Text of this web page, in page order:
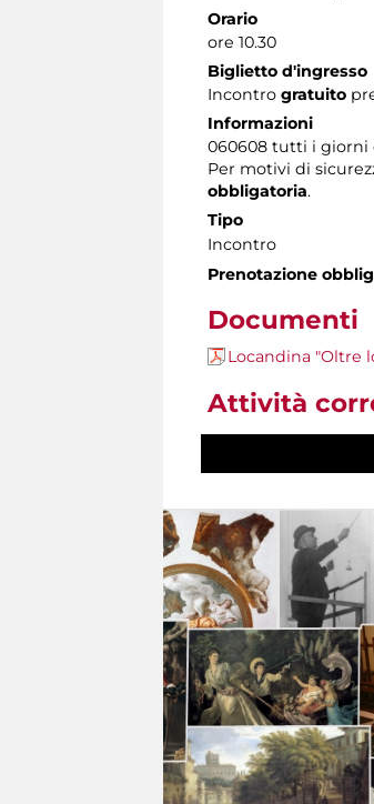
Orario
ore 10.30
Biglietto d'ingresso
Incontro gratuito
Informazioni
060608 tutti i giorni
Per motivi di
obbligatoria.
Tipo
Incontro
Prenotazione
Documenti
Locandina "Oltre
Attività